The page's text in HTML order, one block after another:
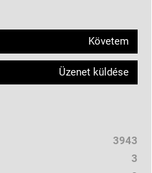
Követem
Üzenet küldése
3943
3